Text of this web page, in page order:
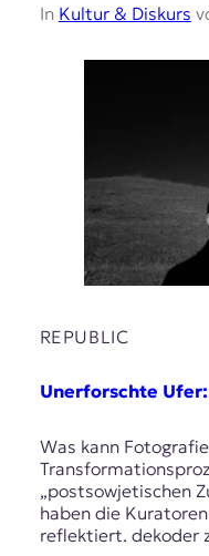
In Kultur & Diskurs
REPUBLIC
Unerforschte
Was kann
„postsowjetischen
haben die
reflektiert. dekoder